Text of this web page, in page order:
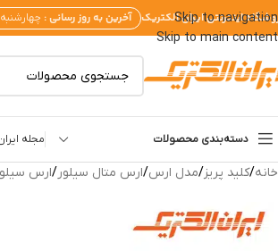
Skip to navigation
Skip to main content
اینترنتی ایران الکتریک آخرین به روز رسانی : چهارشنبه ۱۴ مرداد ۱۴۰۵
دسته‌بندی محصولات مجله
خانه/کلید پریز/مدل ارس/ارس متال سیلور/ارس